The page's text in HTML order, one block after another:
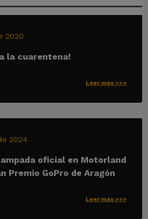
2020
la cuarentena!
Leer más >>>
2024
oficial en Motorland
Premio GoPro de Aragón
Leer más >>>